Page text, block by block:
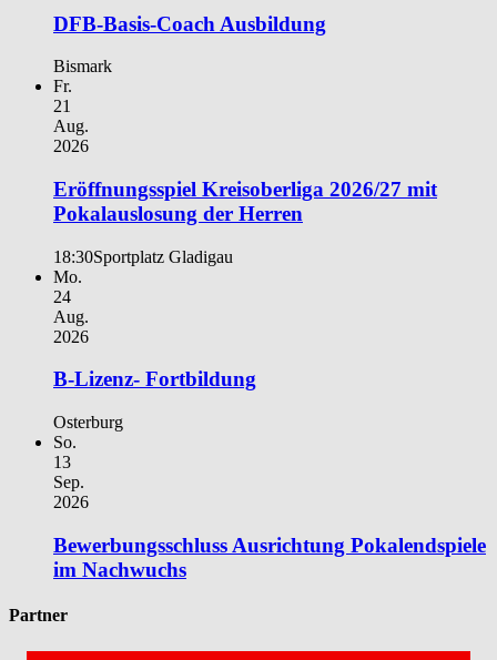
DFB-Basis-Coach Ausbildung
Bismark
Fr.
21
Aug.
2026
Eröffnungsspiel Kreisoberliga 2026/27 mit
Pokalauslosung der Herren
18:30Sportplatz Gladigau
Mo.
24
Aug.
2026
B-Lizenz- Fortbildung
Osterburg
So.
13
Sep.
2026
Bewerbungsschluss Ausrichtung Pokalendspiele
im Nachwuchs
Partner